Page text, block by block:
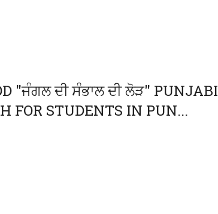
"ਜੰਗਲ ਦੀ ਸੰਭਾਲ ਦੀ ਲੋੜ" PUNJABI
FOR STUDENTS IN PUN...